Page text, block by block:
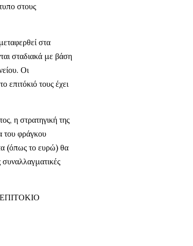
στους
στα
σταδιακά με βάση
Οι
τους έχει
η στρατηγική της
του φράγκου
(όπως το ευρώ) θα